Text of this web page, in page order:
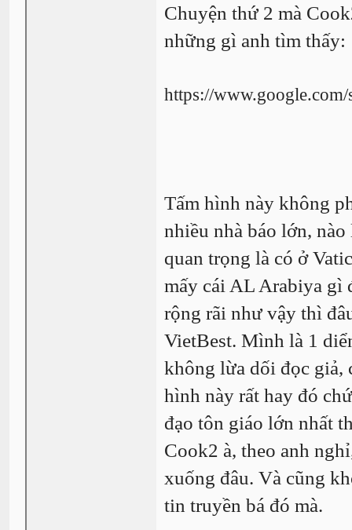
Chuyện thứ 2 mà
những gì anh tìm thấy:
https://
Tấm hình này không
nhiều nhà báo lớn,
quan trọng là có ở
mấy cái AL Arabiya gì
rộng rãi như vậy thì
VietBest. Mình là 1
không lừa dối đọc giả,
hình này rất hay đó
đạo tôn giáo lớn nhất
Cook2 à, theo anh
xuống đâu. Và cũng
tin truyền bá đó mà.